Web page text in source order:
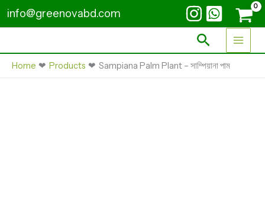
to
content
info@greenovabd.com
Search
Home Products Sampiana Palm Plant – সাম্পিয়ানা পাম
সাম্পিয়ানা
পাম